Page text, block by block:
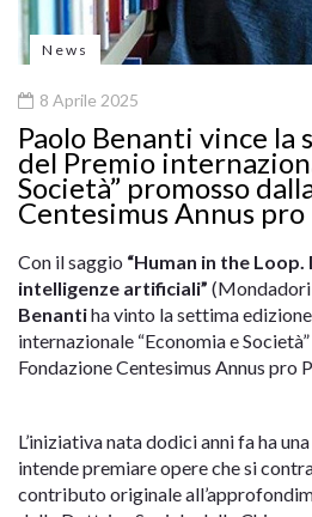
News
8 Aprile 2025
Paolo Benanti vince
del Premio
Società” promosso
Centesimus Annus
Con il saggio “Human in the
intelligenze artificiali”
Benantiha vinto la settima
internazionale “Economia e
Fondazione Centesimus Annus pro
L’iniziativa nata dodici anni fa ha
intende premiare opere che si
contributo originale